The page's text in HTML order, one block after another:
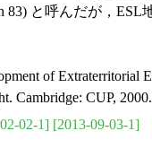
83) と呼んだが，
of Extraterritorial
Cambridge: CUP,
02-1] [2013-09-03-1]